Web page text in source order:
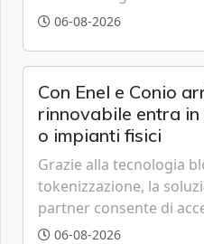
grazie a innovazione,
06-08-2026
Con Enel e Conio
rinnovabile entra
o impianti fisici
Grazie alla tecnologia
tokenizzazione, la
partner consente di
all'eolico ottenendo
06-08-2026